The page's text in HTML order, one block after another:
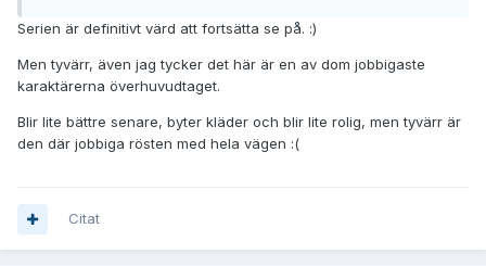
Serien är definitivt värd att fortsätta se på. :)
Men tyvärr, även jag tycker det här är en av dom jobbigaste
karaktärerna överhuvudtaget.
Blir lite bättre senare, byter kläder och blir lite rolig, men tyvärr är
den där jobbiga rösten med hela vägen :(
Citat